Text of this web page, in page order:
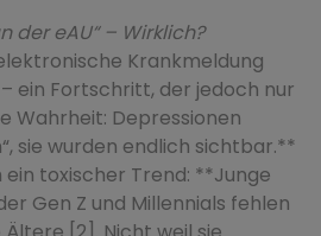
der eAU“ – Wirklich?
Krankmeldung
ein Fortschritt, der jedoch nur
Wahrheit: Depressionen
sie wurden endlich sichtbar.**
toxischer Trend: **Junge
Gen Z und Millennials fehlen